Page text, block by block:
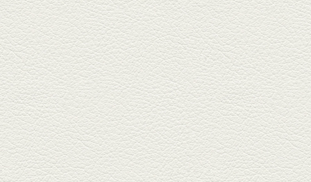
系にんにくパスタ
北区麻生田の人気店『多酒多菜
満月』へ。『しろ』水割で乾
杯！出...
2025年9月5日放送
あくまのポテサラ＆変わ
り天ぷら盛り合わせ
武蔵小路の「たぬきと銀杏」で
自慢の「変わり天ぷら」を
「KAORU」...
2025年8月15日放送
お刺身盛り合わせ＆干物